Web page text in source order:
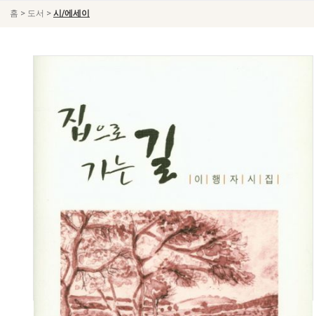
홈 > 도서 > 시/에세이